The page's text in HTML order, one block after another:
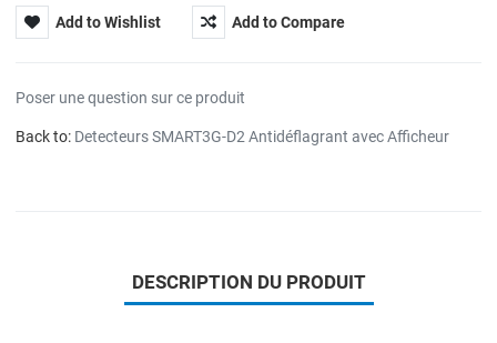
Add to Wishlist Add to Compare
Poser une question sur ce produit
Back to: Detecteurs SMART3G-D2 Antidéflagrant avec Afficheur
DESCRIPTION DU PRODUIT